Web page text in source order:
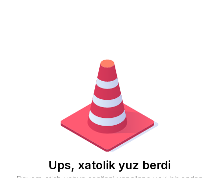
Ups, xatolik yuz berdi